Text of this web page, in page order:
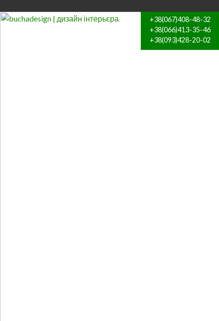
+38(067)408-48-32
+38(066)413-35-46
+38(093)428-20-02